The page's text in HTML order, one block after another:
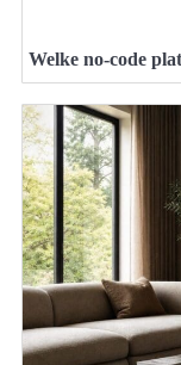
Welke no-code